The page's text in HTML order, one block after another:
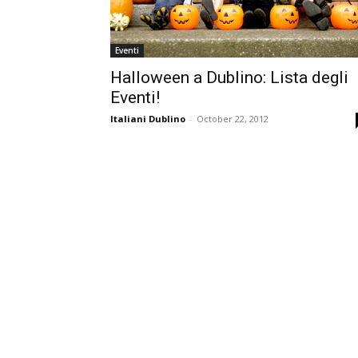
Eventi
Halloween a Dublino: Lista degli
Eventi!
Italiani Dublino - October 22, 2012